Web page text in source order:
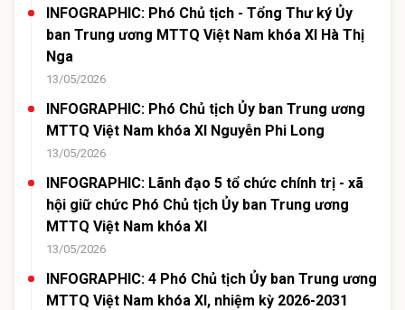
INFOGRAPHIC: Phó Chủ tịch - Tổng Thư ký Ủy
ban Trung ương MTTQ Việt Nam khóa XI Hà Thị
Nga
13/05/2026
INFOGRAPHIC: Phó Chủ tịch Ủy ban Trung ương
MTTQ Việt Nam khóa XI Nguyễn Phi Long
13/05/2026
INFOGRAPHIC: Lãnh đạo 5 tổ chức chính trị - xã
hội giữ chức Phó Chủ tịch Ủy ban Trung ương
MTTQ Việt Nam khóa XI
13/05/2026
INFOGRAPHIC: 4 Phó Chủ tịch Ủy ban Trung ương
MTTQ Việt Nam khóa XI, nhiệm kỳ 2026-2031